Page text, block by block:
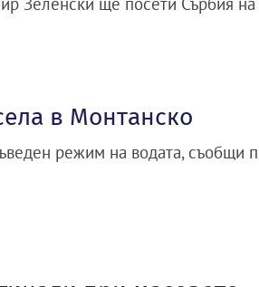
в Монтанско
режим на водата, съобщи